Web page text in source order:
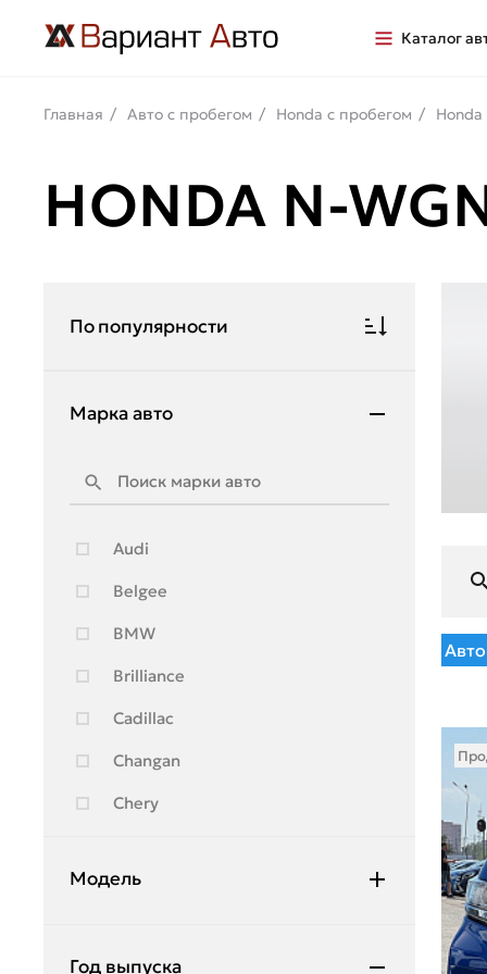
Каталог
Главная Авто с пробегом Honda с пробегом
HONDA N-
По популярности
Марка авто
Audi
Belgee
BMW
Brilliance
Cadillac
Changan
Chery
Citroen
Модель
Год выпуска